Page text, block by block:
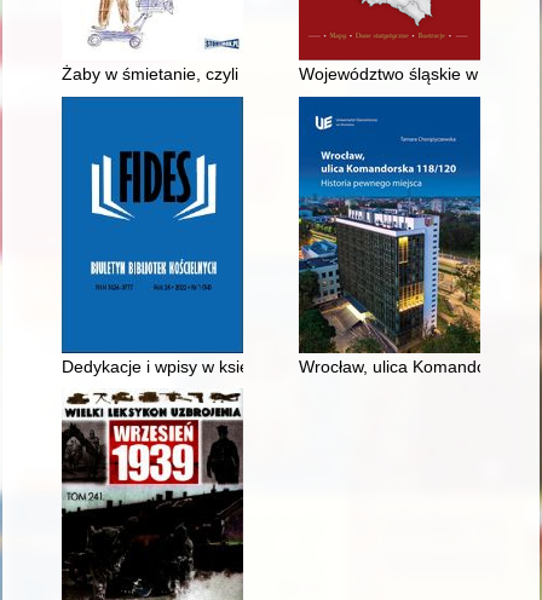
Żaby w śmietanie, czyli Stanisław Bareja i bliscy
Województwo śląskie w II RP :
Dedykacje i wpisy w księgozbiorze Biblioteki Wyższego
Wrocław, ulica Komandorska